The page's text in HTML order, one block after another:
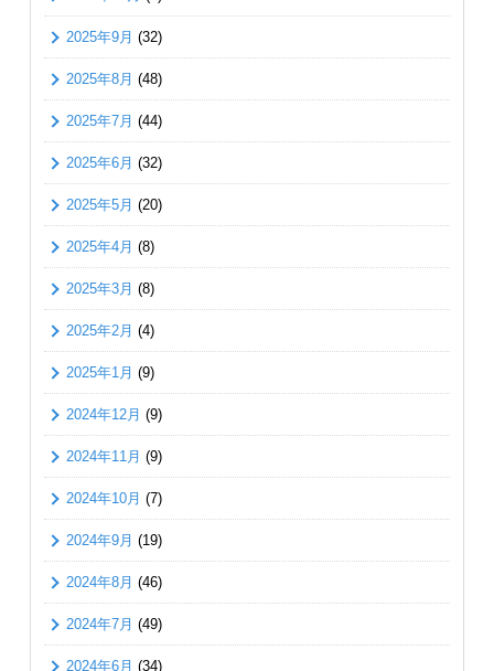
2025年9月 (32)
2025年8月 (48)
2025年7月 (44)
2025年6月 (32)
2025年5月 (20)
2025年4月 (8)
2025年3月 (8)
2025年2月 (4)
2025年1月 (9)
2024年12月 (9)
2024年11月 (9)
2024年10月 (7)
2024年9月 (19)
2024年8月 (46)
2024年7月 (49)
2024年6月 (34)